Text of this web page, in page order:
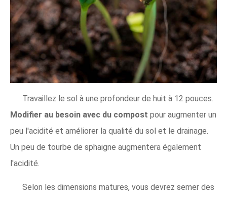
Travaillez le sol à une profondeur de huit à 12 pouces.
Modifier au besoin avec du compost pour augmenter un
peu l'acidité et améliorer la qualité du sol et le drainage.
Un peu de tourbe de sphaigne augmentera également
l'acidité.
Selon les dimensions matures, vous devrez semer des